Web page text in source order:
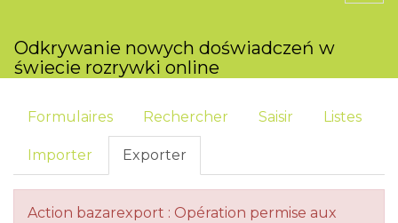
Odkrywanie nowych doświadczeń w
świecie rozrywki online
Formulaires Rechercher Saisir Listes
Importer Exporter
Action bazarexport : Opération permise aux